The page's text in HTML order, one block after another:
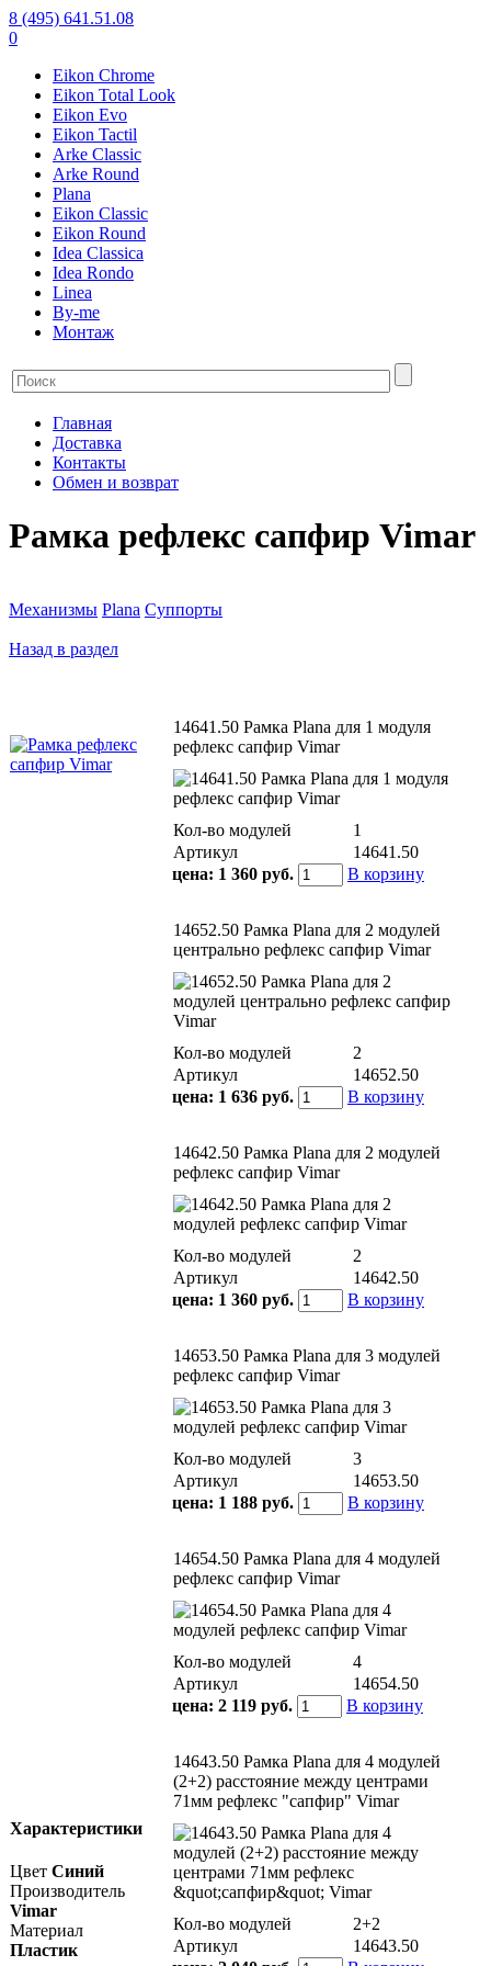
8 (495) 641.51.08
0
Eikon Chrome
Eikon Total Look
Eikon Evo
Eikon Tactil
Arke Classic
Arke Round
Plana
Eikon Classic
Eikon Round
Idea Classica
Idea Rondo
Linea
By-me
Монтаж
Главная
Доставка
Контакты
Обмен и возврат
Рамка рефлекс сапфир Vimar
Механизмы Plana Суппорты
Назад в раздел
14641.50 Рамка Plana для 1 модуля
рефлекс сапфир Vimar
Кол-во модулей
1
Артикул
14641.50
цена: 1 360 руб. В корзину
14652.50 Рамка Plana для 2 модулей
центрально рефлекс сапфир Vimar
Кол-во модулей
2
Артикул
14652.50
цена: 1 636 руб. В корзину
14642.50 Рамка Plana для 2 модулей
рефлекс сапфир Vimar
Кол-во модулей
2
Артикул
14642.50
цена: 1 360 руб. В корзину
14653.50 Рамка Plana для 3 модулей
рефлекс сапфир Vimar
Кол-во модулей
3
Артикул
14653.50
цена: 1 188 руб. В корзину
14654.50 Рамка Plana для 4 модулей
рефлекс сапфир Vimar
Кол-во модулей
4
Артикул
14654.50
цена: 2 119 руб. В корзину
14643.50 Рамка Plana для 4 модулей
(2+2) расстояние между центрами
71мм рефлекс "сапфир" Vimar
Кол-во модулей
2+2
Артикул
14643.50
Характеристики
Цвет Синий
Производитель
Vimar
Материал
Пластик